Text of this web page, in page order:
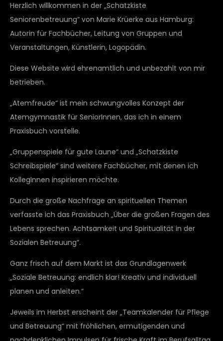
Herzlich willkommen in der „Schatzkiste
Seniorenbetreuung“ von Marie Krüerke aus Hamburg:
Autorin für Fachbücher, Leitung von Gruppen und
Veranstaltungen, Künstlerin, Logopädin.
Diese Website wird ehrenamtlich und unbezahlt von mir
betrieben.
„Atemfreude“ ist mein schwungvolles Konzept der
Atemgymnastik für SeniorInnen, das ich in einem
Praxisbuch vorstelle.
„Gruppenspiele für gute Laune“ und „Schatzkiste
Schreibspiele“ sind weitere Fachbücher, mit denen ich
KollegInnen inspirieren möchte.
Durch die große Nachfrage an spirituellen Themen
verfasste ich das Praxisbuch „Über die großen Fragen des
Lebens sprechen. Achtsamkeit und Spiritualität in der
Sozialen Betreuung“.
Ganz frisch auf dem Markt ist das Grundlagenwerk
„Soziale Betreuung: endlich klar! Kreativ und individuell
planen und anleiten.“
Jeweils im Herbst erscheint der „Teamkalender für Pflege
und Betreuung“ mit fröhlichen, ermutigenden und